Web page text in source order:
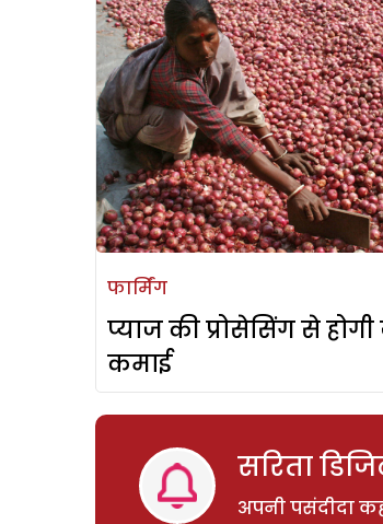
फार्मिंग
प्याज की प्रोसेसिंग से होगी
कमाई
सरिता
अपनी पसंदीदा